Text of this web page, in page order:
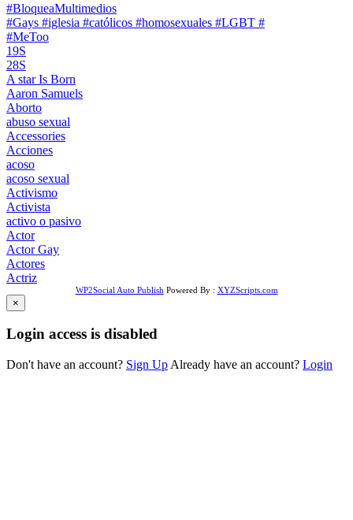
#BloqueaMultimedios
#Gays #iglesia #católicos #homosexuales #LGBT #
#MeToo
19S
28S
A star Is Born
Aaron Samuels
Aborto
abuso sexual
Accessories
Acciones
acoso
acoso sexual
Activismo
Activista
activo o pasivo
Actor
Actor Gay
Actores
Actriz
WP2Social Auto Publish Powered By : XYZScripts.com
×
Login access is disabled
Don't have an account? Sign Up Already have an account? Login